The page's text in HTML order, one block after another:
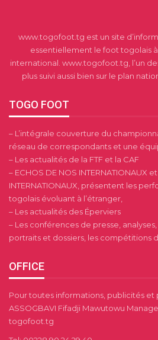
www.togofoot.tg est un site
essentiellement le foot togolais
international. www.togofoot.tg, l’un
plus suivi aussi bien sur le plan
TOGO FOOT
– L’intégrale couverture du
réseau de correspondants et une
– Les actualités de la FTF et la CAF
– ECHOS DE NOS INTERNATIONAUX
INTERNATIONAUX, présentent les
togolais évoluant à l’étranger,
– Les actualités des Éperviers
– Les conférences de presse,
portraits et dossiers, les compétitions
OFFICE
Pour toutes informations, publicités
ASSOGBAVI Fifadji Mawutowu
togofoot.tg